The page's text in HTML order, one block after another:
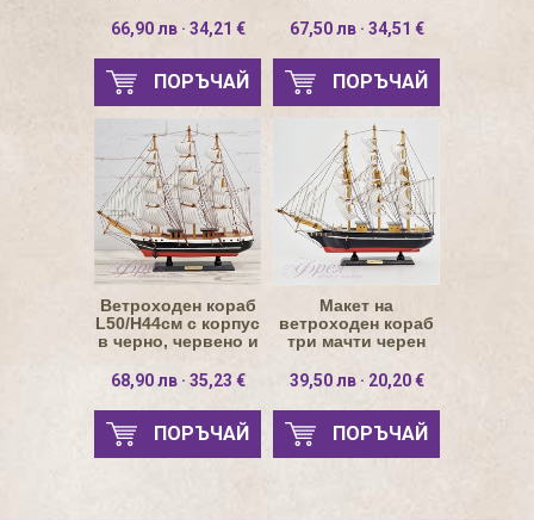
66,90 лв · 34,21 €
ПОРЪЧАЙ
67,50 лв · 34,51 €
ПОРЪЧАЙ
Ветроходен кораб
L50/H44см с корпус
в черно, червено и
68,90 лв · 35,23 €
ПОРЪЧАЙ
Макет на
ветроходен кораб
три мачти черен
39,50 лв · 20,20 €
ПОРЪЧАЙ